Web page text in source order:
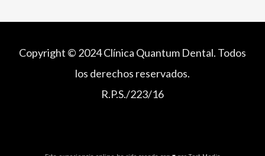
Copyright © 2024 Clínica Quantum Dental. Todos
los derechos reservados.
R.P.S./223/16